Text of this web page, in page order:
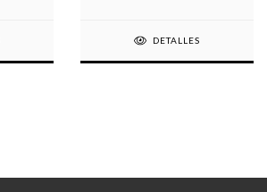
DETALLES